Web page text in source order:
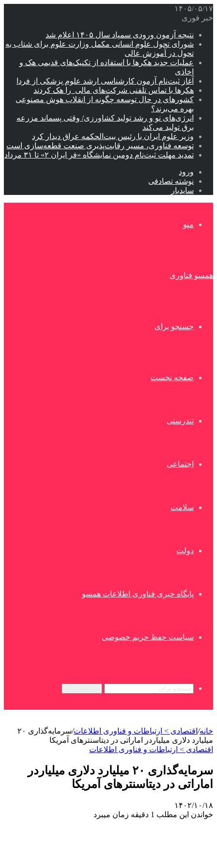
۱۴۰۵/۰۵/۱۷
خبر فوری
نتیجه آزمون ورودی سمپاد سال ۱۴۰۵ اعلام شد
شورای تحول علوم انسانی مکمل وزارت علوم برای شتاب به
تحول در آموزش عالی
عملیات جدید هکرها با استفاده از تکنیک‌های قدیمی هک و
اخاذی
آغاز ثبت‌نام‌ آزمون کارشناسی ارشد علوم پزشکی از فردا
هکرها با تماس تلفنی شرکت‌های مالی را هک کردند
کشورهای در حال توسعه چگونه از انقلاب هوش مصنوعی
بهره می‌برند؟
انرژی‌های نو و رشد تولید کشاورزی/ وقتی پسماند مزرعه‌
برق تولید می‌کند
وزیر علوم ایران با رئیس بیت‌الحکمه عراق دیدار کرد
توسعه فناوری، مسیر رقابت‌پذیری صنعت قطعه‌سازی است
تمدید مهلت ثبت‌نام دومین نمایشگاه «فر ایران ۲» تا ۳۱ مرداد
ورود
نوشته تصادفی
سایدبار
منو
همسو فناوری
جستجو برای
صفحه نخست
تندرستی
اجتماعی
سلامت
دولت
پایگاه خبری فناوری اطلاعات همسو
سیاست حفظ حریم خصوصی
خانه/ اقتصادی > ارتباطات و فناوری اطلاعات/
سرمایه‌گذاری ۲۰
میلیارد دلاری میلیاردر اماراتی در دیتاسنترهای آمریکا
اقتصادی > ارتباطات و فناوری اطلاعات
سرمایه‌گذاری ۲۰ میلیارد دلاری میلیاردر
اماراتی در دیتاسنترهای آمریکا
۱۴۰۲/۱۰/۱۸
خواندن این مطلب 1 دقیقه زمان میبرد